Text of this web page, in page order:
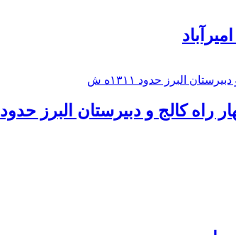
كالج و دبيرستان البرز حدود ۱۳۱۱ه ش